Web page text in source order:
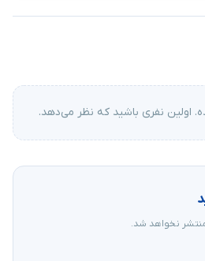
اولین نفری باشید که نظر می‌دهد.
نخواهد شد.